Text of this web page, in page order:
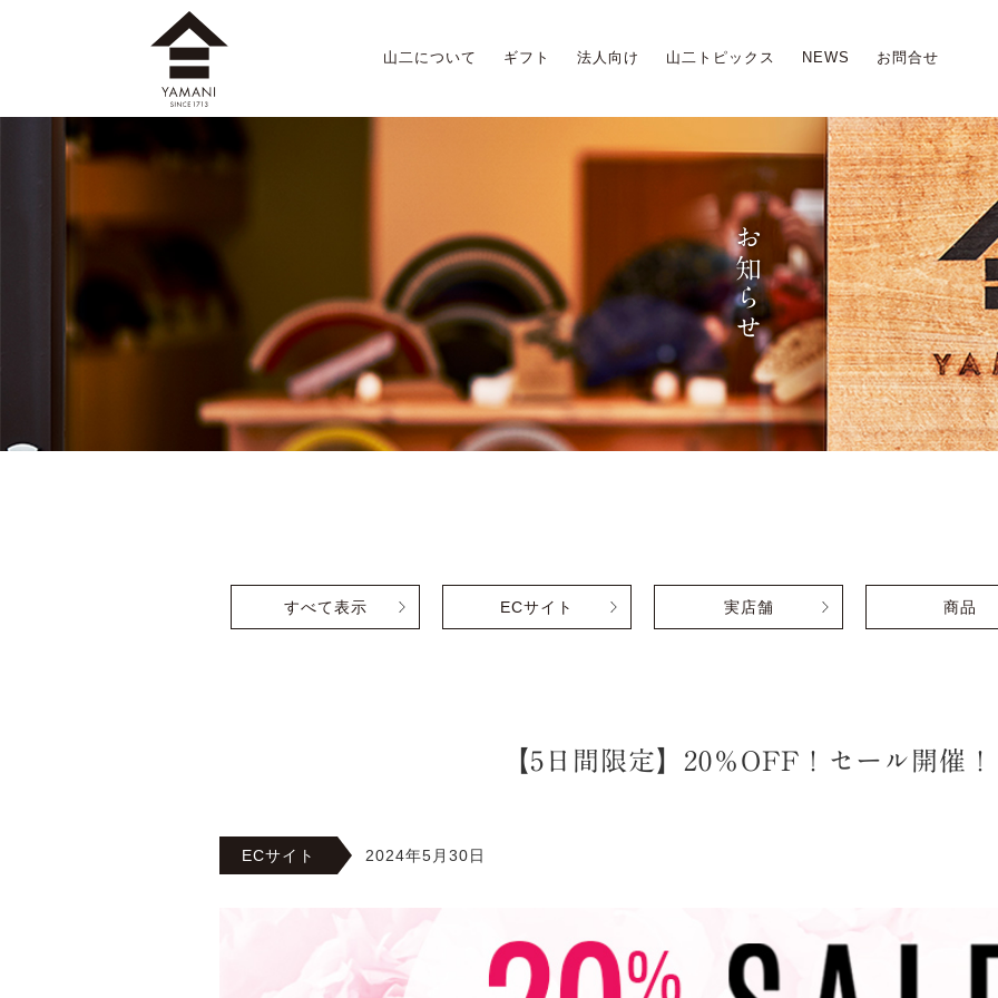
山二について
ギフト 法人向け 山二トピックス NEWS お問合せ
お知らせ
すべて表示 ECサイト 実店舗 商品
【5日間限定】20％OFF！セール開催！
ECサイト 2024年5月30日